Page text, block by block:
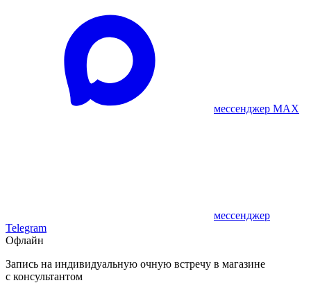
мессенджер MAX
мессенджер
Telegram
Офлайн
Запись на индивидуальную очную встречу в магазине
с консультантом